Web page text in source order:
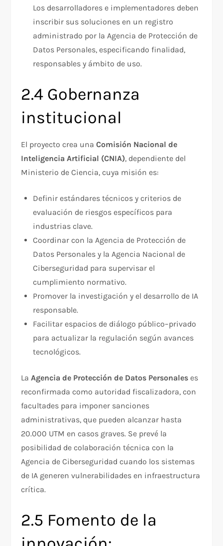
Los desarrolladores e implementadores deben
inscribir sus soluciones en un registro
administrado por la Agencia de Protección de
Datos Personales, especificando finalidad,
responsables y ámbito de uso.
2.4 Gobernanza
institucional
El proyecto crea unaComisión Nacional de
Inteligencia Artificial (CNIA), dependiente del
Ministerio de Ciencia, cuya misión es:
Definir estándares técnicos y criterios de
evaluación de riesgos específicos para
industrias clave.
Coordinar con la Agencia de Protección de
Datos Personales y la Agencia Nacional de
Ciberseguridad para supervisar el
cumplimiento normativo.
Promover la investigación y el desarrollo de IA
responsable.
Facilitar espacios de diálogo público–privado
para actualizar la regulación según avances
tecnológicos.
LaAgencia de Protección de Datos Personales es
reconfirmada como autoridad fiscalizadora, con
facultades para imponer sanciones
administrativas, que pueden alcanzar hasta
20.000 UTM en casos graves. Se prevé la
posibilidad de colaboración técnica con la
Agencia de Ciberseguridad cuando los sistemas
de IA generen vulnerabilidades en infraestructura
crítica.
2.5 Fomento de la